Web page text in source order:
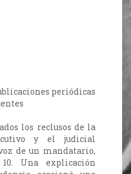
periódicas
los reclusos de la
y el judicial
de un mandatario,
Una explicación